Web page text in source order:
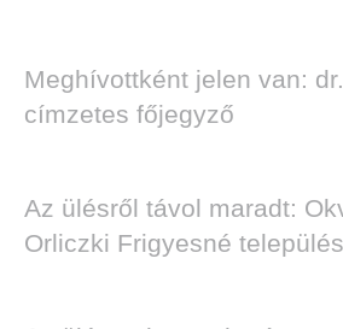
Meghívottként jelen van:
címzetes főjegyző
Az ülésről távol maradt:
Orliczki Frigyesné